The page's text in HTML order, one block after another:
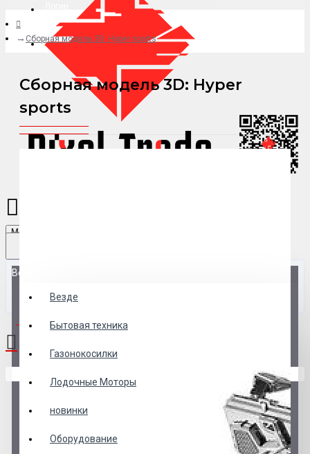
+7 (495) 015-41-41
Menu
Везде
Везде
Бытовая техника
Газонокосилки
Лодочные Моторы
новинки
Оборудование
0 товар(ов) - 0 р.
Cборная модель 3D: Hyper sports
Cборная модель 3D: Hyper
sports